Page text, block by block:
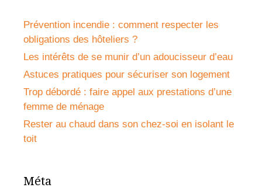
Prévention incendie : comment respecter les
obligations des hôteliers ?
Les intérêts de se munir d’un adoucisseur d’eau
Astuces pratiques pour sécuriser son logement
Trop débordé : faire appel aux prestations d’une
femme de ménage
Rester au chaud dans son chez-soi en isolant le
toit
Méta